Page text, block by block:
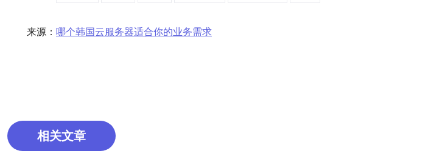
来源： 哪个韩国云服务器适合你的业务需求
相关文章